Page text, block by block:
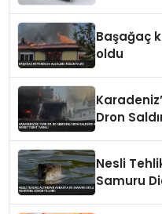
Başağaç
oldu
Dron
Nesli
Samuru